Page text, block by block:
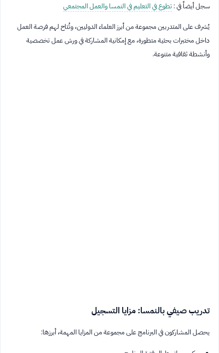
سجل أيضاً في :تطوع في التعليم في النمسا والعمل المجتمعي
يُشرف على المتدربين مجموعة من أبرز العلماء الدوليين، وتُتاح لهم فرصة العمل
داخل مختبرات بحثية متطورة، مع إمكانية المشاركة في ورش عمل تخصصية
وأنشطة ثقافية متنوعة.
تدريب صيفي بالنمسا: مزايا التسجيل
يحصل المشاركون في البرنامج على مجموعة من المزايا المهمة، أبرزها: